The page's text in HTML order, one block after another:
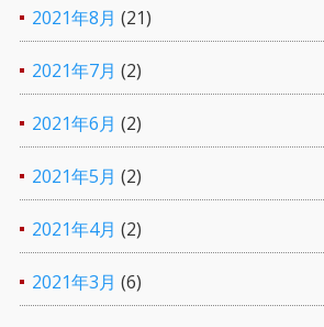
2021年8月 (21)
2021年7月 (2)
2021年6月 (2)
2021年5月 (2)
2021年4月 (2)
2021年3月 (6)